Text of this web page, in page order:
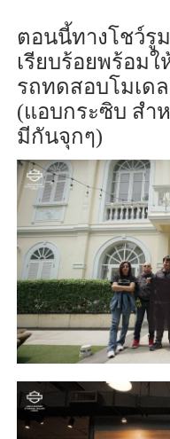
ตอนนี้ทางโชว์รู
เรียบร้อยพร้อม
รถทดสอบโมเดล
(แอบกระซิบ สำ
มีกันจุกๆ)